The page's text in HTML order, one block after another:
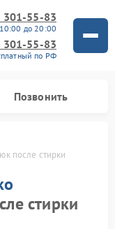
301-55-83
до 20:00
301-55-83
по РФ
Позвонить
после стирки
стирки